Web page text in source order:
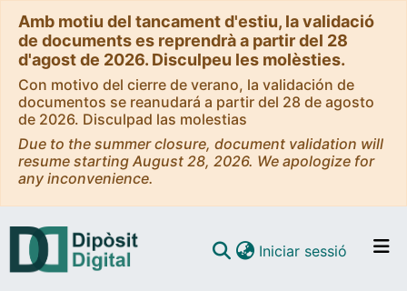
Amb motiu del tancament d'estiu, la validació
de documents es reprendrà a partir del 28
d'agost de 2026. Disculpeu les molèsties.
Con motivo del cierre de verano, la validación de
documentos se reanudará a partir del 28 de agosto
de 2026. Disculpad las molestias
Due to the summer closure, document validation will
resume starting August 28, 2026. We apologize for
any inconvenience.
Iniciar sessió (current)